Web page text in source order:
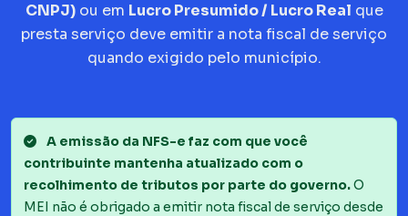
CNPJ)ou em Lucro Presumido / Lucro Real que
presta serviço deve emitir a nota fiscal de serviço
quando exigido pelo município.
A emissão da NFS-e faz com que você
contribuinte mantenha atualizado com o
recolhimento de tributos por parte do governo.O
MEI não é obrigado a emitir nota fiscal de serviço desde